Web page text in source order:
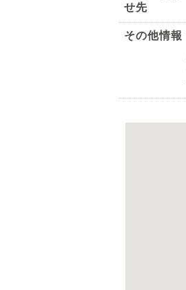
せ先
その他情報